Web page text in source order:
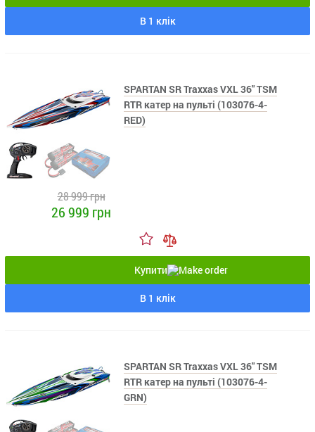
В 1 клік
SPARTAN SR Traxxas VXL 36" TSM
RTR катер на пульті (103076-4-
RED)
28 999 грн
26 999 грн
Купити
В 1 клік
SPARTAN SR Traxxas VXL 36" TSM
RTR катер на пульті (103076-4-
GRN)